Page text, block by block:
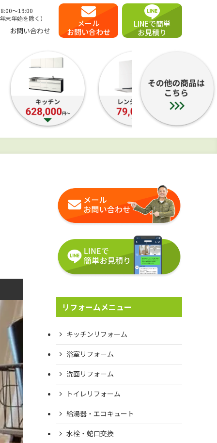
お問い合わせ
〜19:00
末年始を除く）
メール
お問い合わせ
LINEで簡単
お見積り
リフォームメニュー
キッチンリフォーム
浴室リフォーム
洗面リフォーム
トイレリフォーム
給湯器・エコキュート
水栓・蛇口交換